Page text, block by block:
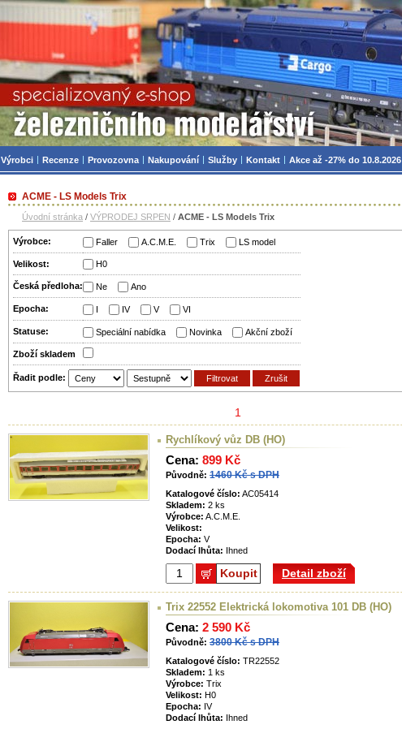
ACME - LS Models Trix
Úvodní stránka / VÝPRODEJ SRPEN / ACME - LS Models Trix
Výrobce: Faller A.C.M.E. Trix LS model
Velikost: H0
Česká předloha: Ne Ano
Epocha: I IV V VI
Statuse: Speciální nabídka Novinka Akční zboží
Zboží­ skladem
Řadit podle:
1
Rychlíkový vůz DB (HO)
Cena: 899 Kč
Původně: 1460 Kč s DPH
Katalogové číslo: AC05414
Skladem: 2 ks
Výrobce: A.C.M.E.
Velikost:
Epocha: V
Dodací lhůta: Ihned
Koupit Detail zboží
Trix 22552 Elektrická lokomotiva 101 DB (HO)
Cena: 2 590 Kč
Původně: 3800 Kč s DPH
Katalogové číslo: TR22552
Skladem: 1 ks
Výrobce: Trix
Velikost: H0
Epocha: IV
Dodací lhůta: Ihned
Železniční modelářství, modely, TT, H0, mašinky
Výrobci Recenze Provozovna Nakupování Služby Kontakt Akce až -27% do 10.8.2026